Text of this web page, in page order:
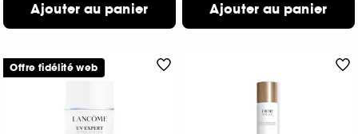
Ajouter au panier Ajouter au panier
Offre fidélité web